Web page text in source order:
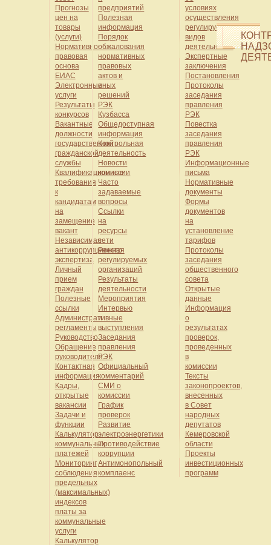
Прогнозы
цен на
товары
(услуги)
Нормативно-
правовая
основа
ЕИАС
Электронные
услуги
Результаты
конкурсов
Вакантные
должности
государственной
гражданской
службы
Квалификационные
требования
к
кандидатам
на
замещение
вакант
Независимая
антикоррупционная
экспертиза
Личный
прием
граждан
Полезные
ссылки
Административные
регламенты
Руководство
Обращение
руководителя
Контактная
информация
Кадры,
открытые
вакансии
Задачи и
функции
Калькулятор
коммунальных
платежей
Мониторинг
соблюдения
предельных
(максимальных)
индексов
платы за
коммунальные
услуги
Калькулятор
предприятий
Полезная
информация
Порядок
обжалования
нормативных
правовых
актов и
иных
решений
РЭК
Кузбасса
Общедоступная
информация
Контрольная
деятельность
Новости
комиссии
Часто
задаваемые
вопросы
Ссылки
на
ресурсы
сети
Реестр
регулируемых
организаций
Результаты
деятельности
Мероприятия
Интервью
и
выступления
Заседания
правления
РЭК
Официальный
комментарий
СМИ о
комиссии
График
проверок
Развитие
электроэнергетики
Противодействие
коррупции
Антимонопольный
комплаенс
условиях
осуществления
регулируемых
видов
деятельности
Экспертные
заключения
Постановления
Протоколы
заседания
правления
РЭК
Повестка
заседания
правления
РЭК
Информационные
письма
Нормативные
документы
Формы
документов
на
установление
тарифов
Протоколы
заседания
общественного
совета
Открытые
данные
Информация
о
результатах
проверок,
проведенных
в
комиссии
Тексты
законопроектов,
внесенных
в Совет
народных
депутатов
Кемеровской
области
Проекты
инвестиционных
программ